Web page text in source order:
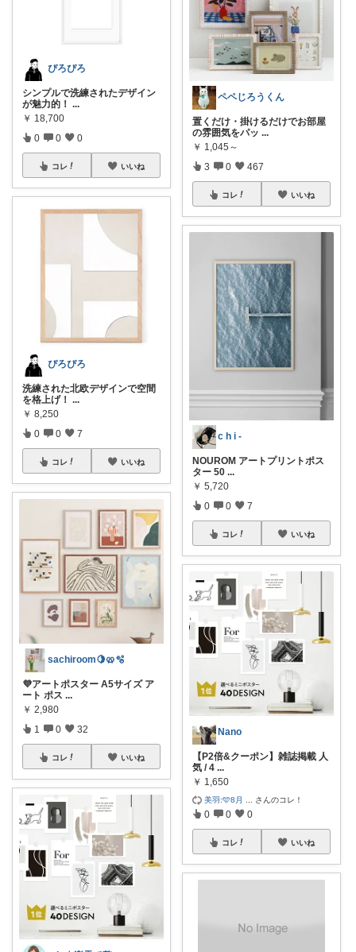
ぴろぴろ
シンプルで洗練されたデザイン
が魅力的！ ...
￥ 18,700
0 0 0
コレ いいね
ぴろぴろ
洗練された北欧デザインで空間
を格上げ！ ...
￥ 8,250
0 0 7
コレ いいね
sachiroom🍋🥨🫧
💜アートポスター A5サイズ ア
ート ポス ...
￥ 2,980
1 0 32
コレ いいね
ペペじろうくん
置くだけ・掛けるだけでお部屋
の雰囲気をパッ ...
￥ 1,045～
3 0 467
コレ いいね
c h i -
NOUROM アートプリントポス
ター 50 ...
￥ 5,720
0 0 7
コレ いいね
Nano
【P2倍&クーポン】雑誌掲載 人
気 / 4 ...
￥ 1,650
美羽:🩵8月 さんのコレ！
0 0 0
コレ いいね